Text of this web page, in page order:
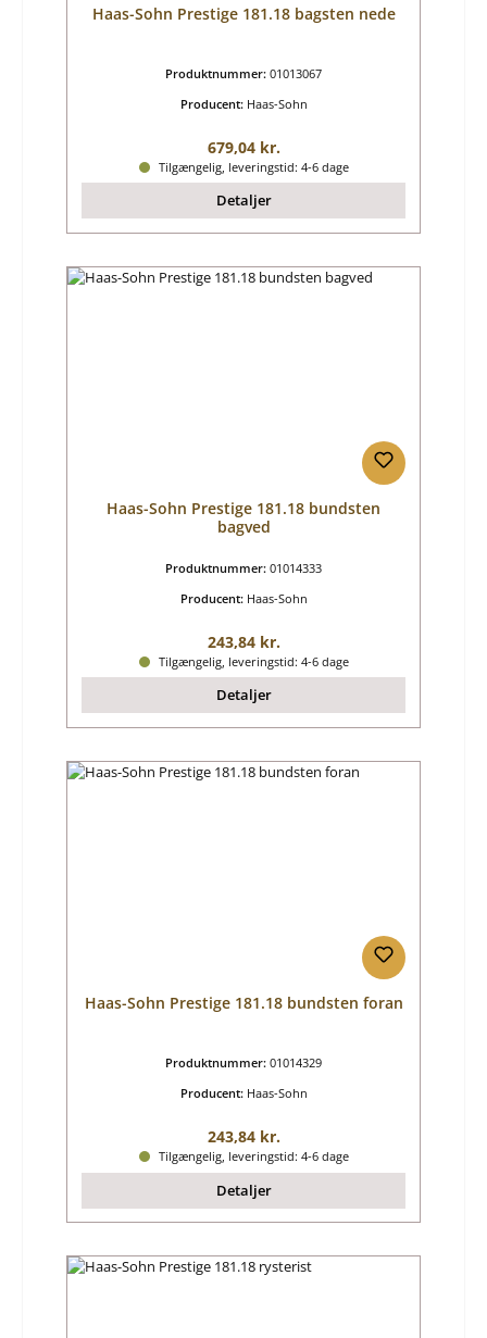
Haas-Sohn Prestige 181.18 bagsten nede
Produktnummer: 01013067
Producent: Haas-Sohn
Almindelig pris:
679,04 kr.
Tilgængelig, leveringstid: 4-6 dage
Detaljer
Haas-Sohn Prestige 181.18 bundsten
bagved
Produktnummer: 01014333
Producent: Haas-Sohn
Almindelig pris:
243,84 kr.
Tilgængelig, leveringstid: 4-6 dage
Detaljer
Haas-Sohn Prestige 181.18 bundsten foran
Produktnummer: 01014329
Producent: Haas-Sohn
Almindelig pris:
243,84 kr.
Tilgængelig, leveringstid: 4-6 dage
Detaljer